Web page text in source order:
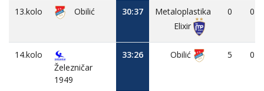
13.kolo Obilić 30:37
Metaloplastika
Elixir
0 0
14.kolo
Železničar
1949
33:26 Obilić 5 0